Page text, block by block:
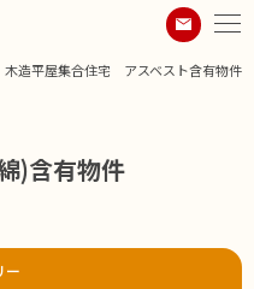
木造平屋集合住宅 アスベスト含有物件
)含有物件
ー